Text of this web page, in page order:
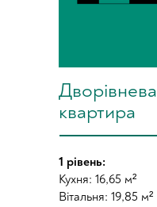
1 рівень:
Кухня: 16,65 м²
Вітальня: 19,85 м²
Дворівнева
квартира